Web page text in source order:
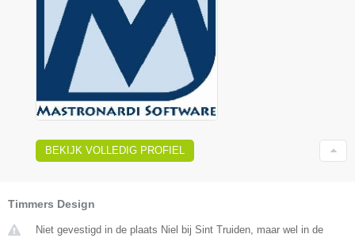
BEKIJK VOLLEDIG PROFIEL
Timmers Design
Niet gevestigd in de plaats Niel bij Sint Truiden, maar wel in de